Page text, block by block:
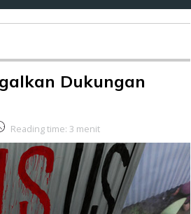
Dukungan
Reading time: 3 menit